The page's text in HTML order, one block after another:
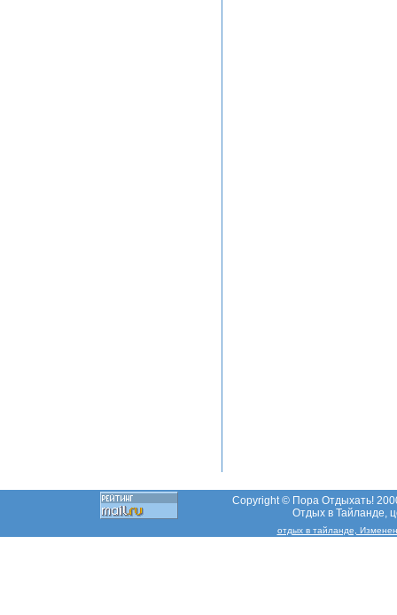
Copyright © Пора Отдыхать!
Отдых в Тайланде,
отдых в тайланде,